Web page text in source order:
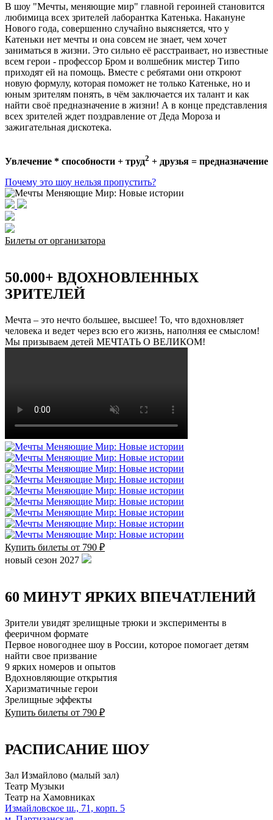
В шоу "Мечты, меняющие мир" главной героиней становится
любимица всех зрителей лаборантка Катенька. Накануне
Нового года, совершенно случайно выясняется, что у
Катеньки нет мечты и она совсем не знает, чем хочет
заниматься в жизни. Это сильно её расстраивает, но известные
всем герои - профессор Бром и волшебник мистер Типо
приходят ей на помощь. Вместе с ребятами они откроют
новую формулу, которая поможет не только Катеньке, но и
юным зрителям понять, в чём заключается их талант и как
найти своё предназначение в жизни! А в конце представления
всех зрителей ждет поздравление от Деда Мороза и
зажигательная дискотека.
Увлечение * способности + труд2 + друзья = предназначение
Почему это шоу нельзя пропустить?
Билеты от организатора
50.000+ ВДОХНОВЛЕННЫХ
ЗРИТЕЛЕЙ
Мечта – это нечто большее, высшее! То, что вдохновляет
человека и ведет через всю его жизнь, наполняя ее смыслом!
Мы призываем детей МЕЧТАТЬ О ВЕЛИКОМ!
Купить билеты от 790 ₽
новый сезон 2027
60 МИНУТ ЯРКИХ ВПЕЧАТЛЕНИЙ
Зрители увидят зрелищные трюки и эксперименты в
фееричном формате
Первое новогоднее шоу в России, которое помогает детям
найти свое призвание
9 ярких номеров и опытов
Вдохновляющие открытия
Харизматичные герои
Зрелищные эффекты
Купить билеты от 790 ₽
РАСПИСАНИЕ ШОУ
Зал Измайлово (малый зал)
Театр Музыки
Театр на Хамовниках
Измайловское ш., 71, корп. 5